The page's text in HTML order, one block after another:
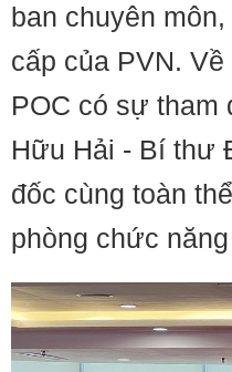
ban chuyên
cấp của PVN.
POC có sự tham
Hữu Hải - Bí thư
đốc cùng toàn
phòng chức